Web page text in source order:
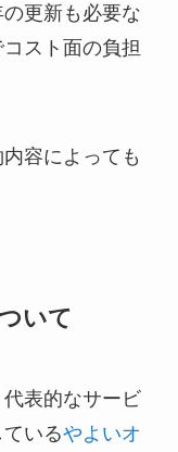
更新も必要な
スト面の負担
容によっても
いて
表的なサービ
いるやよいオ